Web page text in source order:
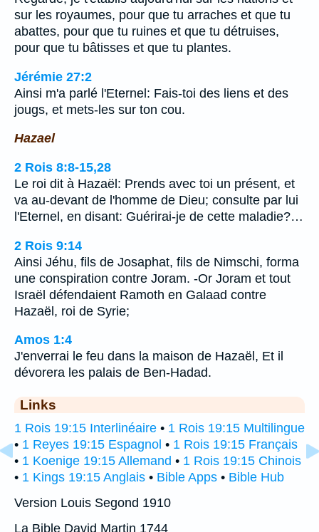
sur les royaumes, pour que tu arraches et que tu
abattes, pour que tu ruines et que tu détruises,
pour que tu bâtisses et que tu plantes.
Jérémie 27:2
Ainsi m'a parlé l'Eternel: Fais-toi des liens et des
jougs, et mets-les sur ton cou.
Hazael
2 Rois 8:8-15,28
Le roi dit à Hazaël: Prends avec toi un présent, et
va au-devant de l'homme de Dieu; consulte par lui
l'Eternel, en disant: Guérirai-je de cette maladie?…
2 Rois 9:14
Ainsi Jéhu, fils de Josaphat, fils de Nimschi, forma
une conspiration contre Joram. -Or Joram et tout
Israël défendaient Ramoth en Galaad contre
Hazaël, roi de Syrie;
Amos 1:4
J'enverrai le feu dans la maison de Hazaël, Et il
dévorera les palais de Ben-Hadad.
Links
1 Rois 19:15 Interlinéaire • 1 Rois 19:15 Multilingue
• 1 Reyes 19:15 Espagnol • 1 Rois 19:15 Français
• 1 Koenige 19:15 Allemand • 1 Rois 19:15 Chinois
• 1 Kings 19:15 Anglais • Bible Apps • Bible Hub
Version Louis Segond 1910
La Bible David Martin 1744